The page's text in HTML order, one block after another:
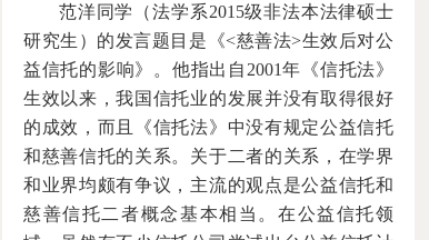
范洋同学（法学系2015级非法本法律硕士
研究生）的发言题目是《<慈善法>生效后对公
益信托的影响》。他指出自2001年《信托法》
生效以来，我国信托业的发展并没有取得很好
的成效，而且《信托法》中没有规定公益信托
和慈善信托的关系。关于二者的关系，在学界
和业界均颇有争议，主流的观点是公益信托和
慈善信托二者概念基本相当。在公益信托领